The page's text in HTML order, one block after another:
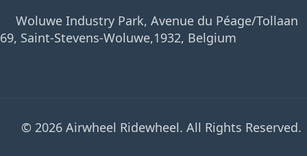
Woluwe Industry Park, Avenue du Péage/Tollaan
69, Saint-Stevens-Woluwe,1932, Belgium
© 2026 Airwheel Ridewheel. All Rights Reserved.